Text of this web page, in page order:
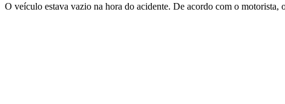
O veículo estava vazio na hora do acidente. De acordo com o motorista,